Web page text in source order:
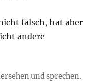
falsch, hat aber
andere
und sprechen.